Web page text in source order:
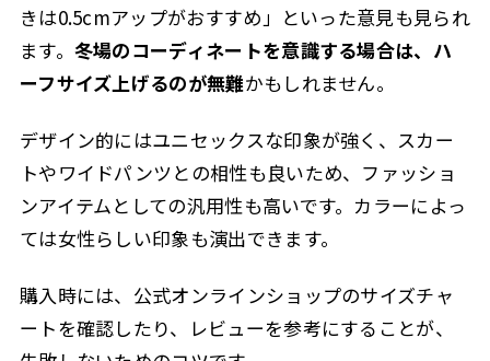
きは0.5cmアップがおすすめ」といった意見も見られ
ます。 冬場のコーディネートを意識する場合は、ハ
ーフサイズ上げるのが無難かもしれません。
デザイン的にはユニセックスな印象が強く、スカー
トやワイドパンツとの相性も良いため、ファッショ
ンアイテムとしての汎用性も高いです。カラーによっ
ては女性らしい印象も演出できます。
購入時には、公式オンラインショップのサイズチャ
ートを確認したり、レビューを参考にすることが、